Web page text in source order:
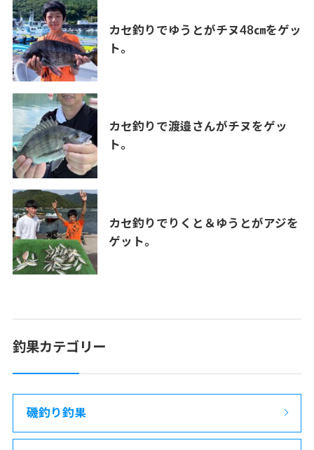
カセ釣りでゆうとがチヌ48㎝をゲッ
ト。
カセ釣りで渡邉さんがチヌをゲッ
ト。
カセ釣りでりくと＆ゆうとがアジを
ゲット。
釣果カテゴリー
磯釣り釣果